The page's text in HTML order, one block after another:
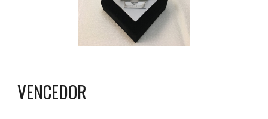
VENCEDOR